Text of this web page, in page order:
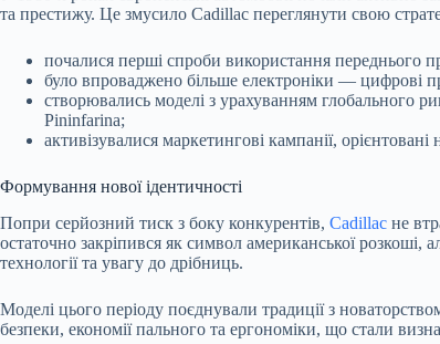
та престижу. Це змусило Cadillac переглянути свою
почалися перші спроби використання переднього
було впроваджено більше електроніки — цифрові
створювались моделі з урахуванням глобального
Pininfarina;
активізувалися маркетингові кампанії,
Формування нової ідентичності
Попри серйозний тиск з боку конкурентів, Cadillac не
остаточно закріпився як символ американської
технології та увагу до дрібниць.
Моделі цього періоду поєднували традиції з
безпеки, економії пального та ергономіки, що стали